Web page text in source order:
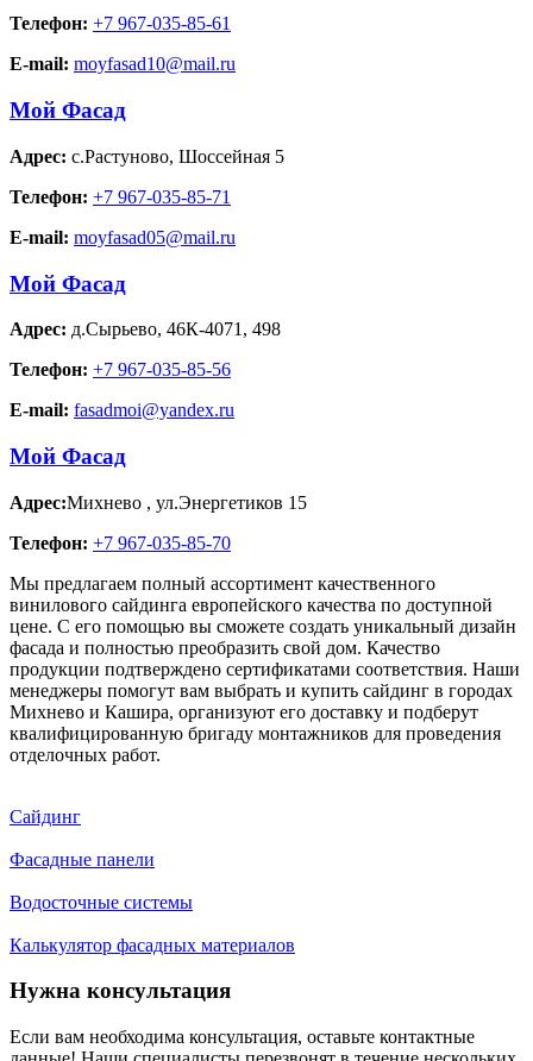
Телефон: +7 967-035-85-61
E-mail: moyfasad10@mail.ru
Мой Фасад
Адрес: с.Растуново, Шоссейная 5
Телефон: +7 967-035-85-71
E-mail: moyfasad05@mail.ru
Мой Фасад
Адрес: д.Сырьево, 46К-4071, 498
Телефон: +7 967-035-85-56
E-mail: fasadmoi@yandex.ru
Мой Фасад
Адрес:Михнево , ул.Энергетиков 15
Телефон: +7 967-035-85-70
Мы предлагаем полный ассортимент качественного
винилового сайдинга европейского качества по доступной
цене. С его помощью вы сможете создать уникальный дизайн
фасада и полностью преобразить свой дом. Качество
продукции подтверждено сертификатами соответствия. Наши
менеджеры помогут вам выбрать и купить сайдинг в городах
Михнево и Кашира, организуют его доставку и подберут
квалифицированную бригаду монтажников для проведения
отделочных работ.
Сайдинг
Фасадные панели
Водосточные системы
Калькулятор фасадных материалов
Нужна консультация
Если вам необходима консультация, оставьте контактные